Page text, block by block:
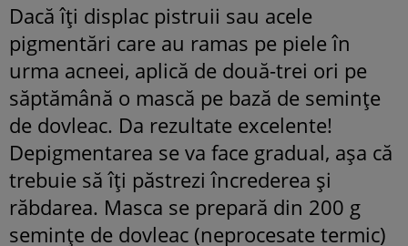
Dacă îți displac pistruii sau acele
pigmentări care au ramas pe piele în
urma acneei, aplică de două-trei ori pe
săptămână o mască pe bază de semințe
de dovleac. Da rezultate excelente!
Depigmentarea se va face gradual, așa că
trebuie să îți păstrezi încrederea și
răbdarea. Masca se prepară din 200 g
semințe de dovleac (neprocesate termic)